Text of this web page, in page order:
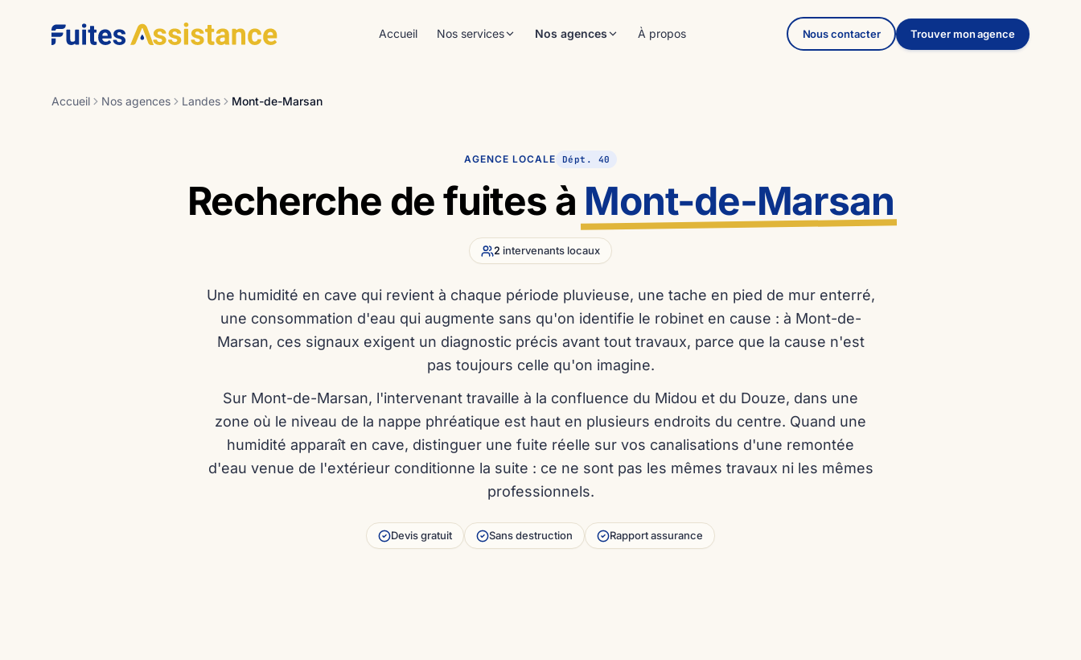
Accueil Nos services
réseaux
04
humides
05
Nos agences
Pyrénées-Atlantiques 64
Ouvrir mon agence
À propos Nous contacter Trouver mon agence
Accueil Nos agences Landes Mont-de-Marsan
AGENCE LOCALE Dépt. 40
Recherche de fuites à Mont-de-Marsan
2 intervenants locaux
Une humidité en cave qui revient à chaque période pluvieuse, une tache en pied de mur enterré,
une consommation d'eau qui augmente sans qu'on identifie le robinet en cause : à Mont-de-
Marsan, ces signaux exigent un diagnostic précis avant tout travaux, parce que la cause n'est
pas toujours celle qu'on imagine.
Sur Mont-de-Marsan, l'intervenant travaille à la confluence du Midou et du Douze, dans une
zone où le niveau de la nappe phréatique est haut en plusieurs endroits du centre. Quand une
humidité apparaît en cave, distinguer une fuite réelle sur vos canalisations d'une remontée
d'eau venue de l'extérieur conditionne la suite : ce ne sont pas les mêmes travaux ni les mêmes
professionnels.
Devis gratuit Sans destruction Rapport assurance
06 81 68 16 15 06 71 92 65 28